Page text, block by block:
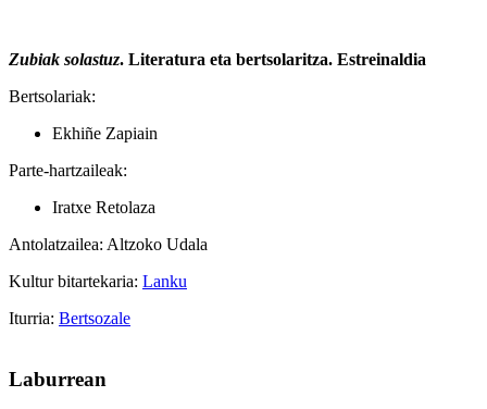
Zubiak solastuz. Literatura eta bertsolaritza. Estreinaldia
Bertsolariak:
Ekhiñe Zapiain
Parte-hartzaileak:
Iratxe Retolaza
Antolatzailea: Altzoko Udala
Kultur bitartekaria: Lanku
Iturria: Bertsozale
Laburrean